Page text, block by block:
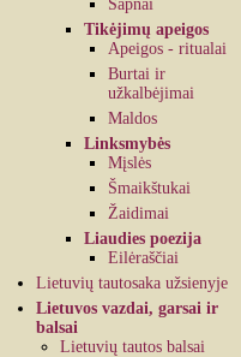
Sapnai
Tikėjimų apeigos
Apeigos - ritualai
Burtai ir
užkalbėjimai
Maldos
Linksmybės
Mįslės
Šmaikštukai
Žaidimai
Liaudies poezija
Eilėraščiai
Lietuvių tautosaka užsienyje
Lietuvos vazdai, garsai ir
balsai
Lietuvių tautos balsai